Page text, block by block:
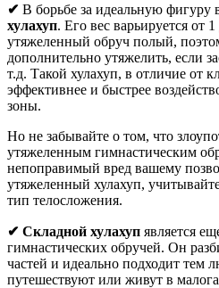
✔ В борьбе за идеальную фигуру
хулахуп. Его вес варьируется от
утяжеленный обруч полый,
дополнительно утяжелить, если
т.д. Такой хулахуп, в отличие от
эффективнее и быстрее
зоны.
Но не забывайте о том, что
утяжеленным гимнастическим
непоправимый вред вашему
утяжеленный хулахуп,
тип телосложения.
✔ Складной хулахуп является
гимнастических обручей. Он
частей и идеально подходит тем
путешествуют или живут в